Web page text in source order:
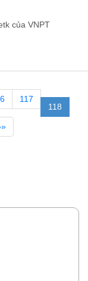
của VNPT
117
118